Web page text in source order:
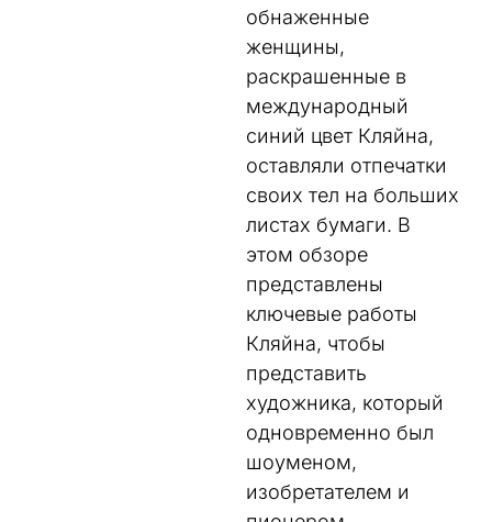
обнаженные
женщины,
раскрашенные в
международный
синий цвет Кляйна,
оставляли отпечатки
своих тел на больших
листах бумаги. В
этом обзоре
представлены
ключевые работы
Кляйна, чтобы
представить
художника, который
одновременно был
шоуменом,
изобретателем и